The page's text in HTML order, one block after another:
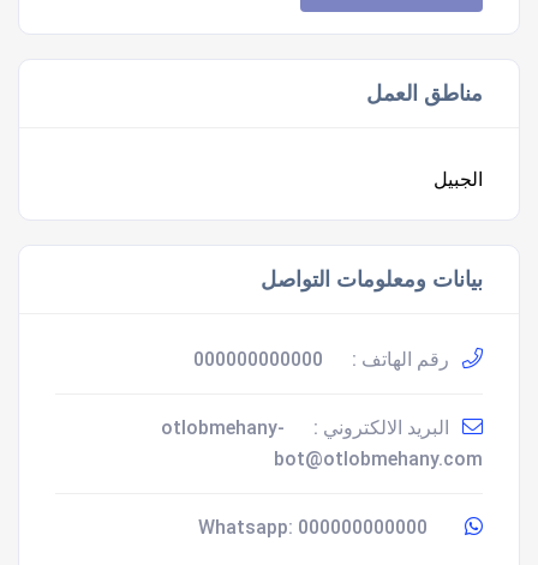
مناطق العمل
الجبيل
بيانات ومعلومات التواصل
رقم الهاتف : 000000000000
البريد الالكتروني :
otlobmehany-
bot@otlobmehany.com
000000000000